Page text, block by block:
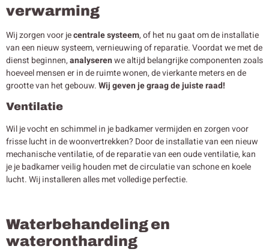
verwarming
Wij zorgen voor jecentrale systeem, of het nu gaat om de installatie
van een nieuw systeem, vernieuwing of reparatie. Voordat we met de
dienst beginnen,analyserenwe altijd belangrijke componenten zoals
hoeveel mensen er in de ruimte wonen, de vierkante meters en de
grootte van het gebouw.Wij geven je graag de juiste raad!
Ventilatie
Wil je vocht en schimmel in je badkamer vermijden en zorgen voor
frisse lucht in de woonvertrekken? Door de installatie van een nieuw
mechanische ventilatie, of de reparatie van een oude ventilatie, kan
je je badkamer veilig houden met de circulatie van schone en koele
lucht. Wij installeren alles met volledige perfectie.
Waterbehandeling en
waterontharding